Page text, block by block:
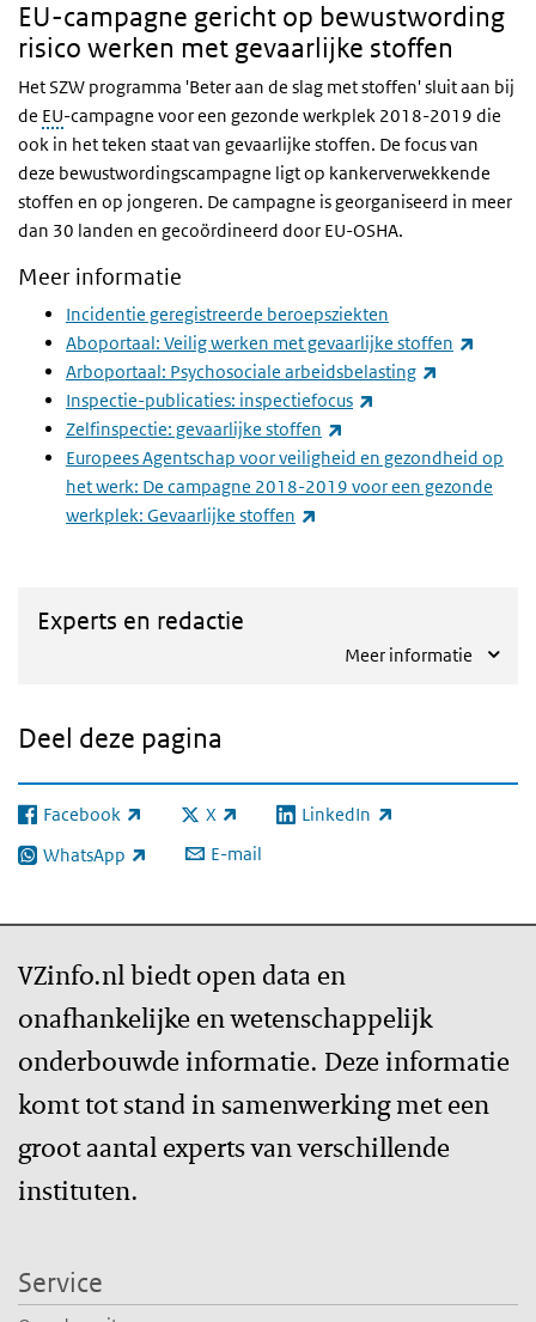
EU-campagne gericht op bewustwording
risico werken met gevaarlijke stoffen
Het SZW programma 'Beter aan de slag met stoffen' sluit aan bij
de EU-campagne voor een gezonde werkplek 2018-2019 die
ook in het teken staat van gevaarlijke stoffen. De focus van
deze bewustwordingscampagne ligt op kankerverwekkende
stoffen en op jongeren. De campagne is georganiseerd in meer
dan 30 landen en gecoördineerd door EU-OSHA.
Meer informatie
Incidentie geregistreerde beroepsziekten
Aboportaal: Veilig werken met gevaarlijke stoffen
Arboportaal: Psychosociale arbeidsbelasting
Inspectie-publicaties: inspectiefocus
Zelfinspectie: gevaarlijke stoffen
Europees Agentschap voor veiligheid en gezondheid op
het werk: De campagne 2018-2019 voor een gezonde
werkplek: Gevaarlijke stoffen
Experts en redactie
Meer informatie
Deel deze pagina
Facebook
(externe link) X
(externe link) LinkedIn
(externe link)
WhatsApp
(externe link) E-mail
VZinfo.nl biedt open data en
onafhankelijke en wetenschappelijk
onderbouwde informatie. Deze informatie
komt tot stand in samenwerking met een
groot aantal experts van verschillende
instituten.
Service